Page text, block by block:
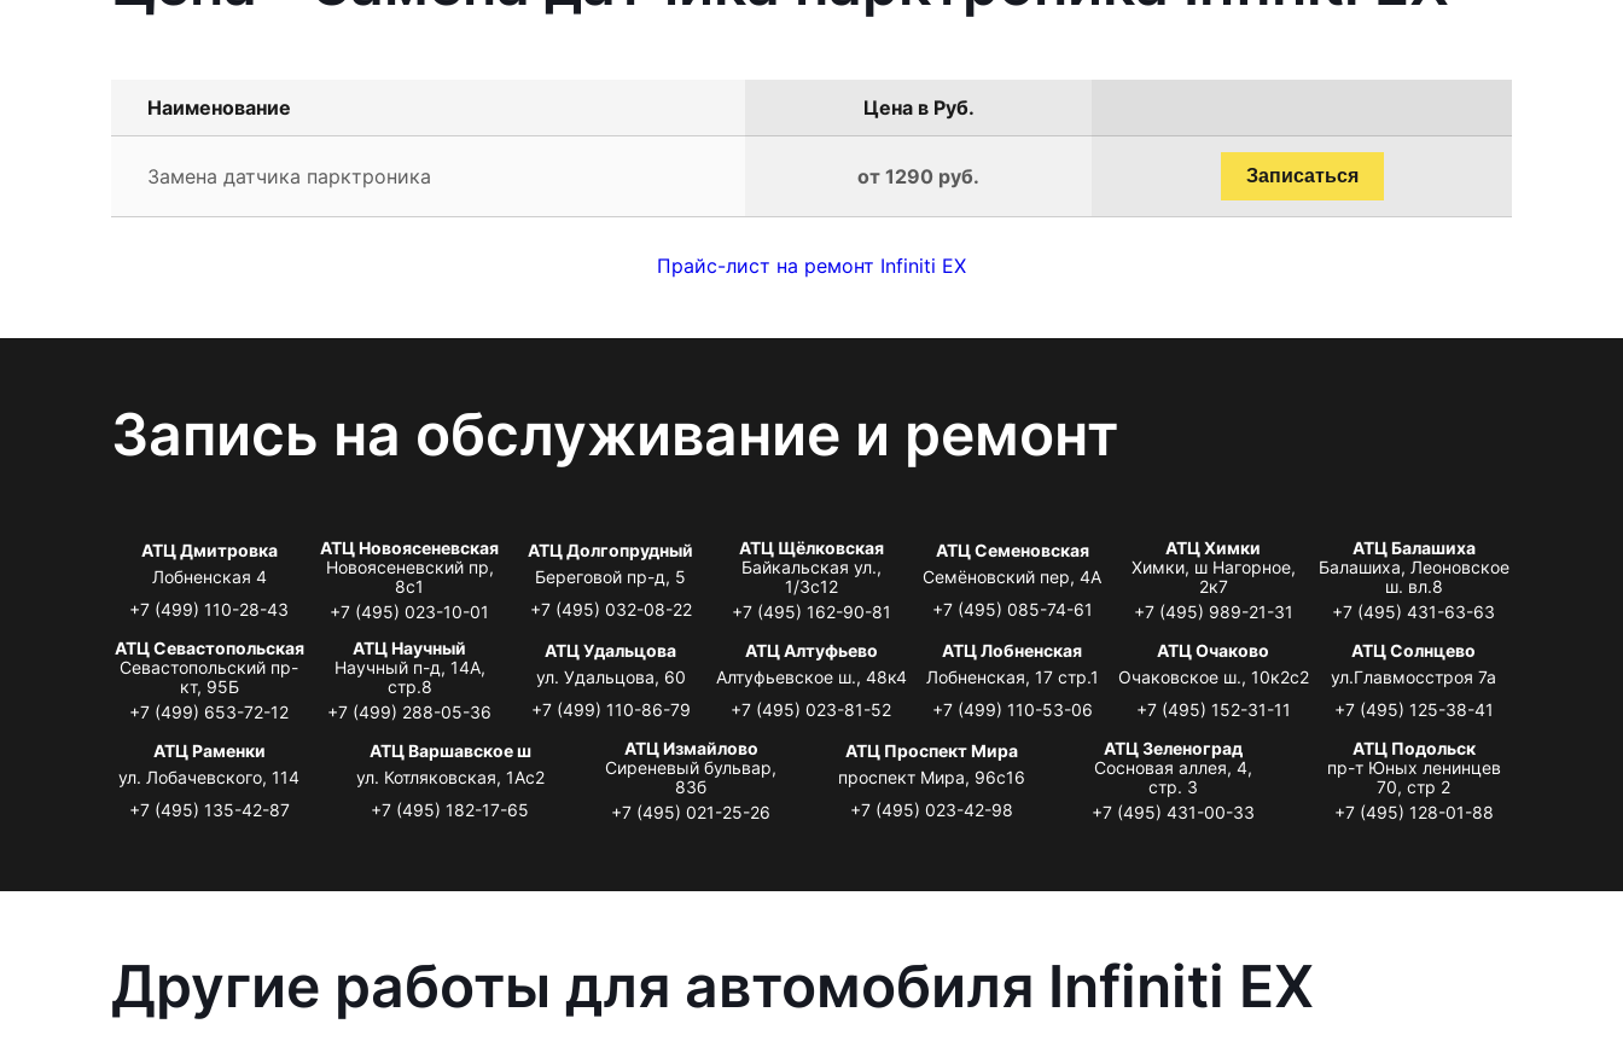
Наименование Цена в Руб.
Замена датчика парктроника от 1290 руб. Записаться
Прайс-лист на ремонт Infiniti EX
Запись на обслуживание и ремонт
АТЦ Дмитровка
Лобненская 4
+7 (499) 110-28-43
АТЦ Новоясеневская
Новоясеневский пр,
8с1
+7 (495) 023-10-01
АТЦ Долгопрудный
Береговой пр-д, 5
+7 (495) 032-08-22
АТЦ Щёлковская
Байкальская ул.,
1/3с12
+7 (495) 162-90-81
АТЦ Семеновская
Семёновский пер, 4А
+7 (495) 085-74-61
АТЦ Химки
Химки, ш Нагорное,
2к7
+7 (495) 989-21-31
АТЦ Балашиха
Балашиха, Леоновское
ш. вл.8
+7 (495) 431-63-63
АТЦ Севастопольская
Севастопольский пр-
кт, 95Б
+7 (499) 653-72-12
АТЦ Научный
Научный п-д, 14А,
стр.8
+7 (499) 288-05-36
АТЦ Удальцова
ул. Удальцова, 60
+7 (499) 110-86-79
АТЦ Алтуфьево
Алтуфьевское ш., 48к4
+7 (495) 023-81-52
АТЦ Лобненская
Лобненская, 17 стр.1
+7 (499) 110-53-06
АТЦ Очаково
Очаковское ш., 10к2с2
+7 (495) 152-31-11
АТЦ Солнцево
ул.Главмосстроя 7а
+7 (495) 125-38-41
АТЦ Раменки
ул. Лобачевского, 114
+7 (495) 135-42-87
АТЦ Варшавское ш
ул. Котляковская, 1Ас2
+7 (495) 182-17-65
АТЦ Измайлово
Сиреневый бульвар,
83б
+7 (495) 021-25-26
АТЦ Проспект Мира
проспект Мира, 96с16
+7 (495) 023-42-98
АТЦ Зеленоград
Сосновая аллея, 4,
стр. 3
+7 (495) 431-00-33
АТЦ Подольск
пр-т Юных ленинцев
70, стр 2
+7 (495) 128-01-88
Другие работы для автомобиля Infiniti EX